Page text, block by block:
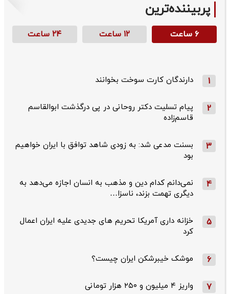
پربیننده‌ترین
۶ ساعت ۱۲ ساعت ۲۴ ساعت
1 دارندگان کارت سوخت بخوانند
2
پیام تسلیت دکتر روحانی در پی درگذشت ابوالقاسم
قاسم‌زاده
3
بسنت مدعی شد: به زودی شاهد توافق با ایران خواهیم
بود
4
نمی‌دانم کدام دین و مذهب به انسان اجازه می‌دهد به
دیگری تهمت بزند، ناسزا…
5
خزانه داری آمریکا تحریم های جدیدی علیه ایران اعمال
کرد
6 موشک خیبرشکن ایران چیست؟
7 واریز ۴ میلیون و ۲۵۰ هزار تومانی